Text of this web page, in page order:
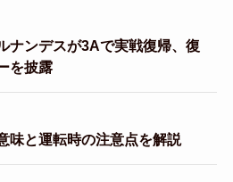
ナンデスが3Aで実戦復帰、復
を披露
味と運転時の注意点を解説